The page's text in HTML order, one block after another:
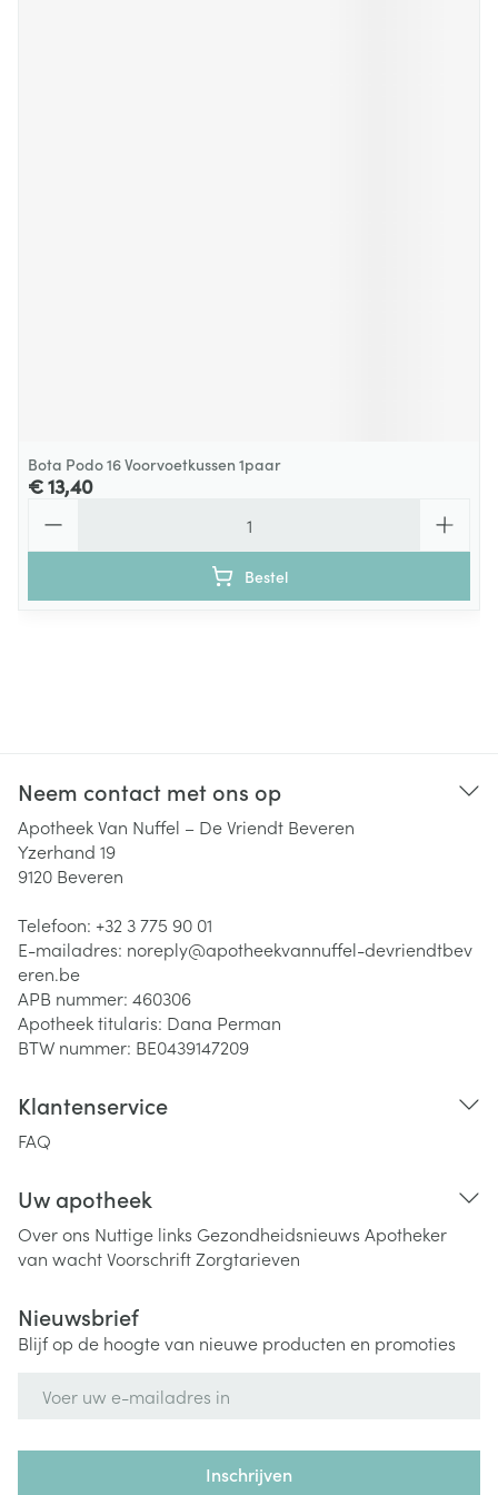
Bota Podo 16 Voorvoetkussen 1paar
€ 13,40
Bestel
Neem contact met ons op
Apotheek Van Nuffel – De Vriendt Beveren
Yzerhand 19
9120 Beveren
Telefoon: +32 3 775 90 01
E-mailadres: noreply@apotheekvannuffel-devriendtbev
eren.be
APB nummer: 460306
Apotheek titularis: Dana Perman
BTW nummer: BE0439147209
Klantenservice
FAQ
Uw apotheek
Over ons Nuttige links Gezondheidsnieuws Apotheker
van wachtVoorschriftZorgtarieven
Nieuwsbrief
Blijf op de hoogte van nieuwe producten en promoties
Inschrijven